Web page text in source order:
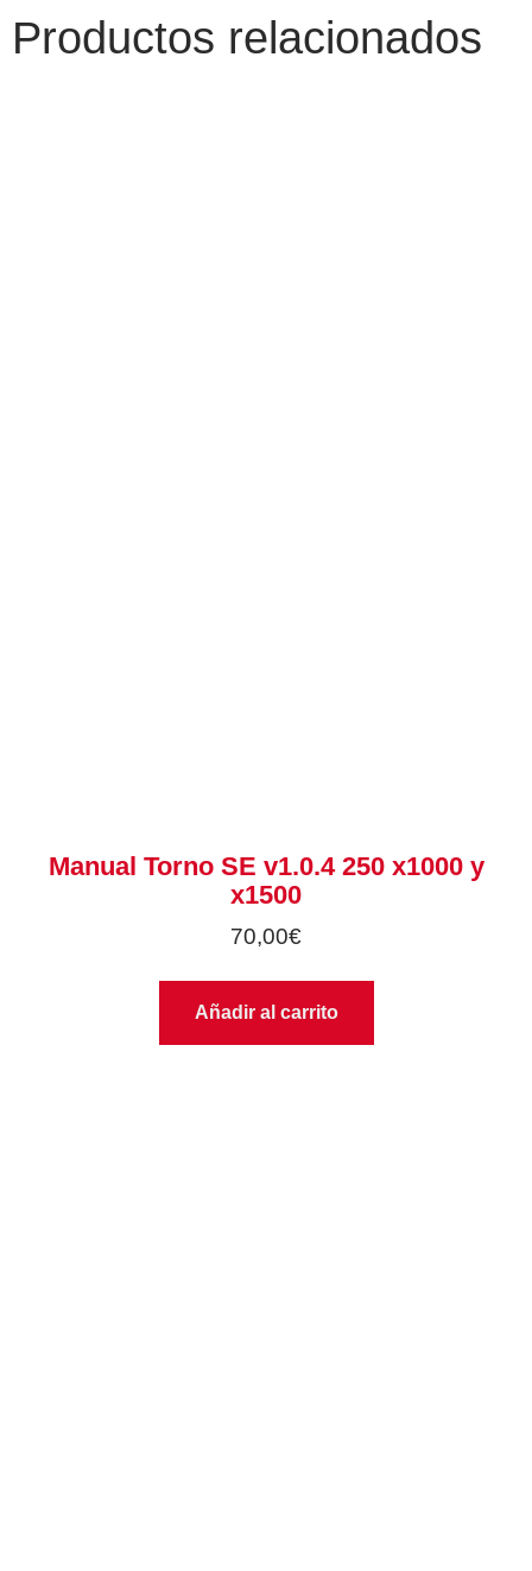
Productos relacionados
Manual Torno SE v1.0.4 250 x1000 y
x1500
70,00€
Añadir al carrito